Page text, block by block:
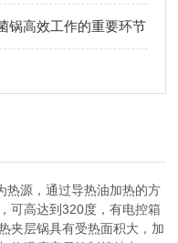
锅高效工作的重要环节
热源，通过导热油加热的方
可高达到320度，有电控箱
夹层锅具有受热面积大，加